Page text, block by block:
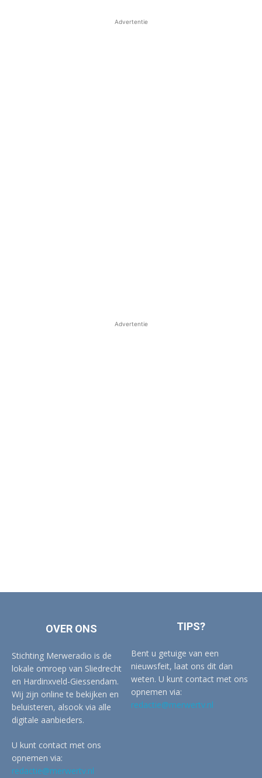
Advertentie
Advertentie
OVER ONS
Stichting Merweradio is de
lokale omroep van Sliedrecht
en Hardinxveld-Giessendam.
Wij zijn online te bekijken en
beluisteren, alsook via alle
digitale aanbieders.
U kunt contact met ons
opnemen via:
redactie@merwertv.nl
TIPS?
Bent u getuige van een
nieuwsfeit, laat ons dit dan
weten. U kunt contact met ons
opnemen via:
redactie@merwertv.nl